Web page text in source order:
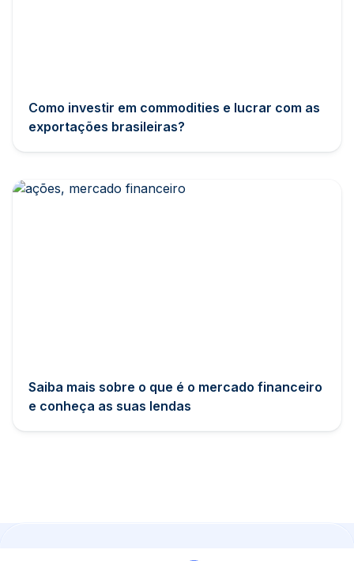
Como investir em commodities e lucrar com as
exportações brasileiras?
Saiba mais sobre o que é o mercado financeiro
e conheça as suas lendas